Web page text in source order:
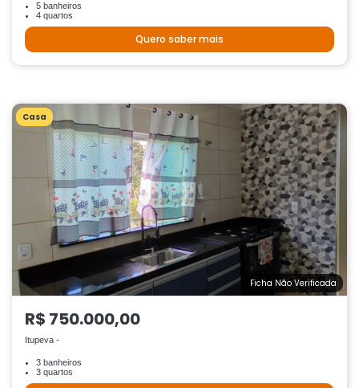
5 banheiros
4 quartos
Quero saber mais
Casa
Ficha Não Verificada
R$ 750.000,00
Itupeva -
3 banheiros
3 quartos